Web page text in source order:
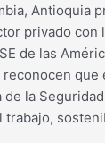
privado
de las
la